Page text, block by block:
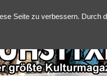
Seite zu verbessern.